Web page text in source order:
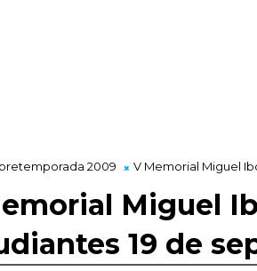
pretemporada 2009 V Memorial Miguel
Miguel
19 de